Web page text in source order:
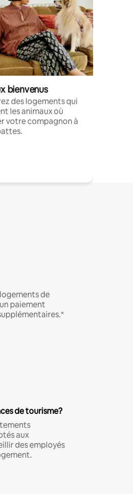
bienvenus
des logements qui
les animaux où
votre compagnon à
de
paiement
de tourisme?
aux
des employés